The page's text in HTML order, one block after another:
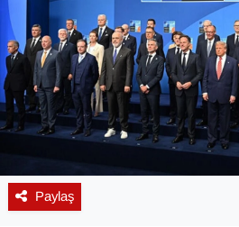
Paylaş
DÜNYA
EĞİTİM
EKONOMİ
Eleman
Emlak